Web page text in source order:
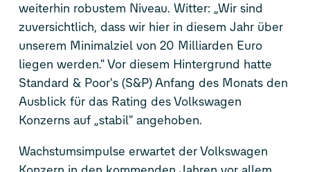
weiterhin robustem Niveau. Witter: „Wir sind
zuversichtlich, dass wir hier in diesem Jahr über
unserem Minimalziel von 20 Milliarden Euro
liegen werden." Vor diesem Hintergrund hatte
Standard & Poor's (S&P) Anfang des Monats den
Ausblick für das Rating des Volkswagen
Konzerns auf „stabil" angehoben.
Wachstumsimpulse erwartet der Volkswagen